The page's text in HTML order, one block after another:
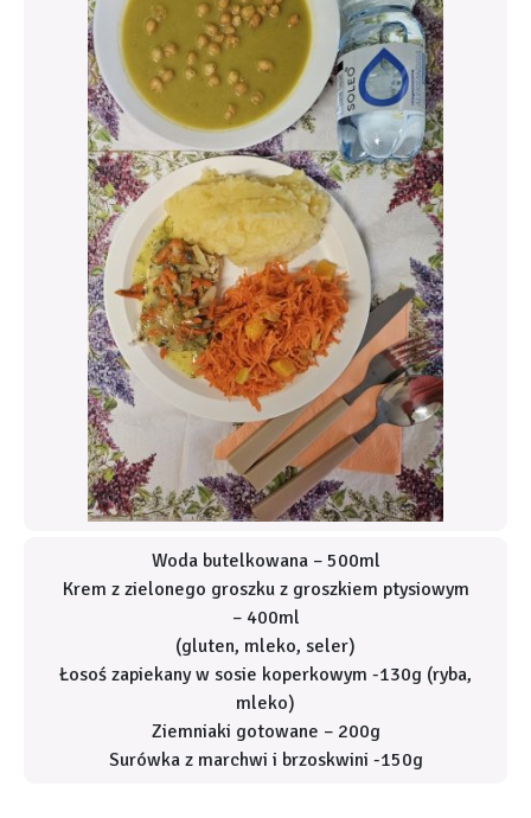
Woda butelkowana – 500ml
Krem z zielonego groszku z groszkiem ptysiowym
– 400ml
(gluten, mleko, seler)
Łosoś zapiekany w sosie koperkowym -130g (ryba,
mleko)
Ziemniaki gotowane – 200g
Surówka z marchwi i brzoskwini -150g